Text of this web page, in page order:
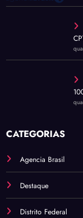
CATEGORIAS
Agencia Brasil
Destaque
Distrito Federal